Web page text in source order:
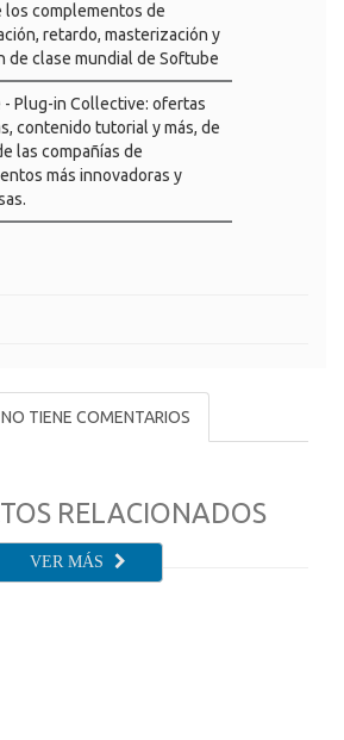
los complementos de
retardo, masterización y
de clase mundial de Softube
- Plug-in Collective: ofertas
contenido tutorial y más, de
las compañías de
más innovadoras y
TIENE COMENTARIOS
RELACIONADOS
VER MÁS